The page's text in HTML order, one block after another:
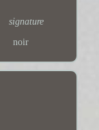
signature
noir